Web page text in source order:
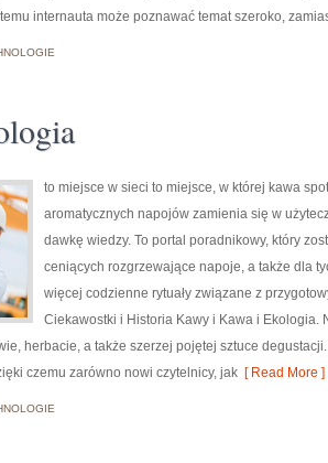
internauta może poznawać temat szeroko,
to miejsce w sieci to miejsce, w której kawa
aromatycznych napojów zamienia się w
dawkę wiedzy. To portal poradnikowy, który
ceniących rozgrzewające napoje, a także dla
więcej codzienne rytuały związane z
Ciekawostki i Historia Kawy i Kawa i Ekologia.
herbacie, a także szerzej pojętej sztuce
czemu zarówno nowi czytelnicy, jak [ Read More ]